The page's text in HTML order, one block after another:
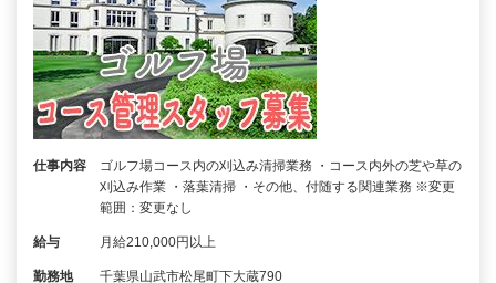
仕事内容
ゴルフ場コース内の刈込み清掃業務 ・コース内外の芝や草の
刈込み作業 ・落葉清掃 ・その他、付随する関連業務 ※変更
範囲：変更なし
給与 月給210,000円以上
勤務地 千葉県山武市松尾町下大蔵790